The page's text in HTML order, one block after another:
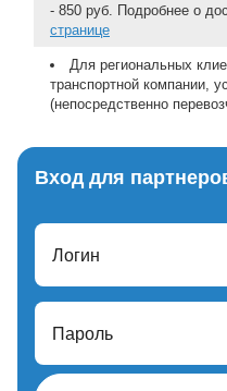
- 850 руб. Подробнее о
странице
Для региональных
транспортной компании,
(непосредственно
Вход для
Логин
Пароль